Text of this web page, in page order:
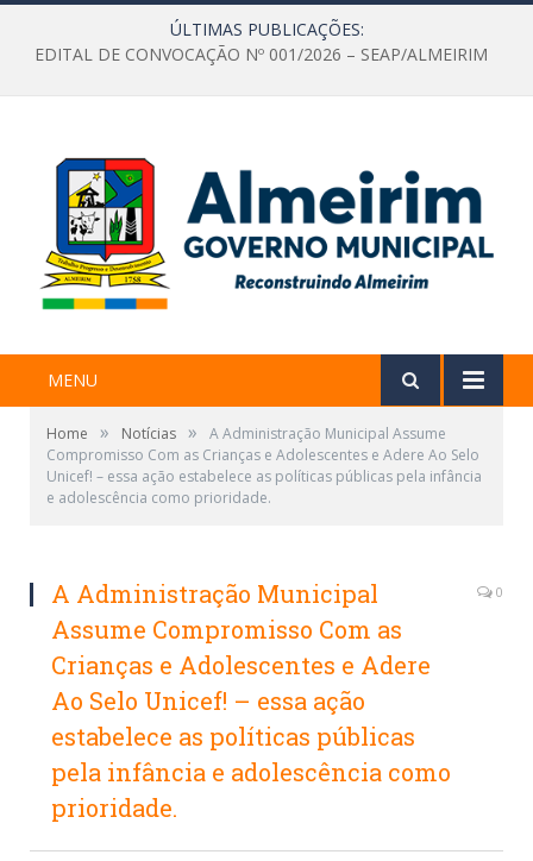
ÚLTIMAS PUBLICAÇÕES:
EDITAL DE CONVOCAÇÃO Nº 001/2026 – SEAP/ALMEIRIM
MENU
Home » Notícias »
A Administração Municipal Assume
Compromisso Com as Crianças e Adolescentes e Adere Ao Selo
Unicef! – essa ação estabelece as políticas públicas pela infância
e adolescência como prioridade.
A Administração Municipal
Assume Compromisso Com as
Crianças e Adolescentes e Adere
Ao Selo Unicef! – essa ação
estabelece as políticas públicas
pela infância e adolescência como
prioridade.
0